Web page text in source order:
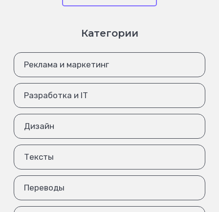
Категории
Реклама и маркетинг
Разработка и IT
Дизайн
Тексты
Переводы